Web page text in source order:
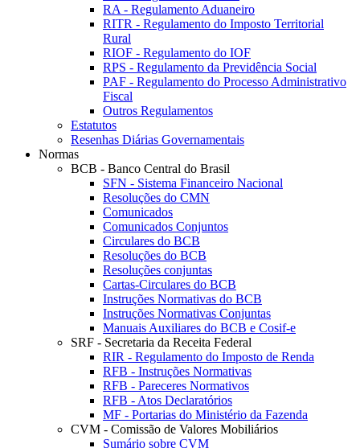
RA - Regulamento Aduaneiro
RITR - Regulamento do Imposto Territorial
Rural
RIOF - Regulamento do IOF
RPS - Regulamento da Previdência Social
PAF - Regulamento do Processo Administrativo
Fiscal
Outros Regulamentos
Estatutos
Resenhas Diárias Governamentais
Normas
BCB - Banco Central do Brasil
SFN - Sistema Financeiro Nacional
Resoluções do CMN
Comunicados
Comunicados Conjuntos
Circulares do BCB
Resoluções do BCB
Resoluções conjuntas
Cartas-Circulares do BCB
Instruções Normativas do BCB
Instruções Normativas Conjuntas
Manuais Auxiliares do BCB e Cosif-e
SRF - Secretaria da Receita Federal
RIR - Regulamento do Imposto de Renda
RFB - Instruções Normativas
RFB - Pareceres Normativos
RFB - Atos Declaratórios
MF - Portarias do Ministério da Fazenda
CVM - Comissão de Valores Mobiliários
Sumário sobre CVM